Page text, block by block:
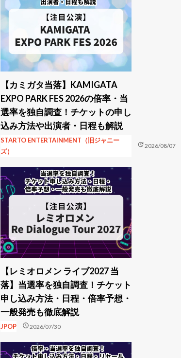
【カミガタ当落】KAMIGATA
EXPO PARK FES 2026の倍率・当
選率を独自調査！チケットの申し
込み方法や出演者・日程も解説
STARTO ENTERTAINMENT（旧ジャニー
ズ）
update2026/08/07
【レミオロメン ライブ2027 当
落】当選率を独自調査！チケット
申し込み方法・日程・倍率予想・
一般発売も徹底解説
JPOP schedule2026/07/30